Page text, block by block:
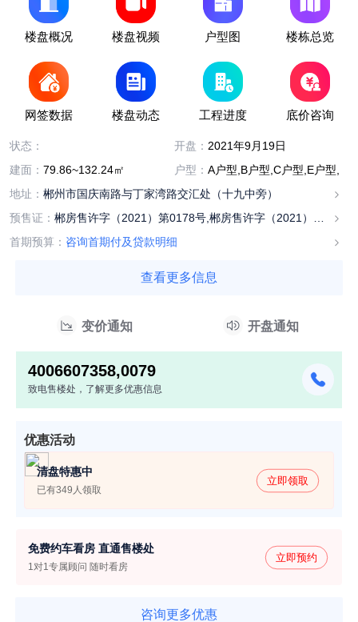
楼盘概况 楼盘视频 户型图 楼栋总览
网签数据 楼盘动态 工程进度 底价咨询
状态： 开盘： 2021年9月19日
建面： 79.86~132.24㎡ 户型： A户型,B户型,C户型,E户型,D
地址： 郴州市国庆南路与丁家湾路交汇处（十九中旁）
预售证： 郴房售许字（2021）第0178号,郴房售许字（2021）第
0178号,郴房售许...
首期预算： 咨询首期付及贷款明细
查看更多信息
变价通知 开盘通知
4006607358,0079
致电售楼处，了解更多优惠信息
优惠活动
清盘特惠中
已有349人领取
立即领取
免费约车看房 直通售楼处
1对1专属顾问 随时看房
立即预约
咨询更多优惠